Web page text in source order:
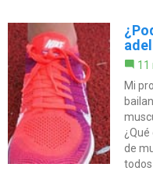
11
Mi
de
todos